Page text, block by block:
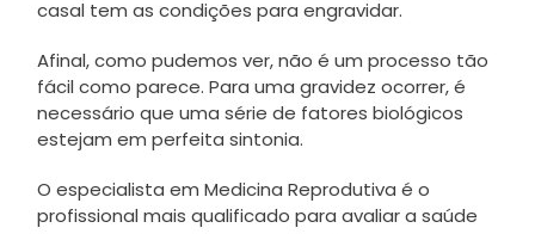
casal tem as condições para engravidar.
Afinal, como pudemos ver, não é um processo tão
fácil como parece. Para uma gravidez ocorrer, é
necessário que uma série de fatores biológicos
estejam em perfeita sintonia.
O especialista em Medicina Reprodutiva é o
profissional mais qualificado para avaliar a saúde